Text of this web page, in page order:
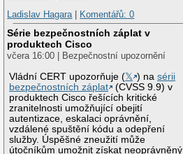
Ladislav Hagara| Komentářů: 0
Série bezpečnostních záplat v
produktech Cisco
včera 16:00 | Bezpečnostní upozornění
Vládní CERT upozorňuje (𝕏 ) nasérii
bezpečnostních záplat
(CVSS 9.9) v
produktech Cisco řešících kritické
zranitelnosti umožňující obejití
autentizace, eskalaci oprávnění,
vzdálené spuštění kódu a odepření
služby. Úspěšné zneužití může
útočníkům umožnit získat neoprávněný